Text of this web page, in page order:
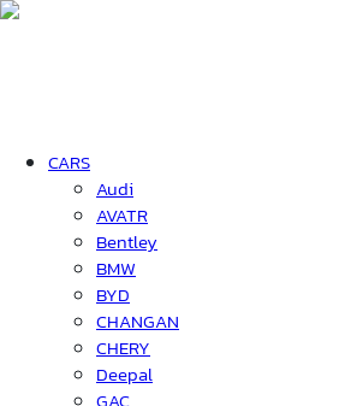
CARS
Audi
AVATR
Bentley
BMW
BYD
CHANGAN
CHERY
Deepal